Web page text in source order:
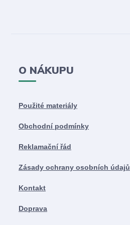
O NÁKUPU
Použité materiály
Obchodní podmínky
Reklamační řád
Zásady ochrany osobních údajů
Kontakt
Doprava